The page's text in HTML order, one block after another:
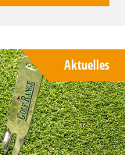
Aktuelles